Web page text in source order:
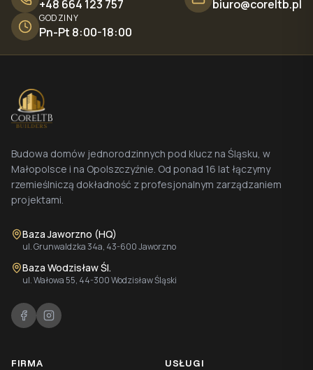
+48 664 123 757 biuro@coreltb.pl
GODZINY
Pn-Pt 8:00-18:00
Budowa domów jednorodzinnych pod klucz na Śląsku, w
Małopolsce i na Opolszczyźnie. Od ponad 16 lat łączymy
rzemieślniczą dokładność z profesjonalnym zarządzaniem
projektami.
Baza Jaworzno (HQ)
ul. Grunwaldzka 34a, 43-600 Jaworzno
Baza Wodzisław Śl.
ul. Wałowa 55, 44-300 Wodzisław Śląski
FIRMA USŁUGI